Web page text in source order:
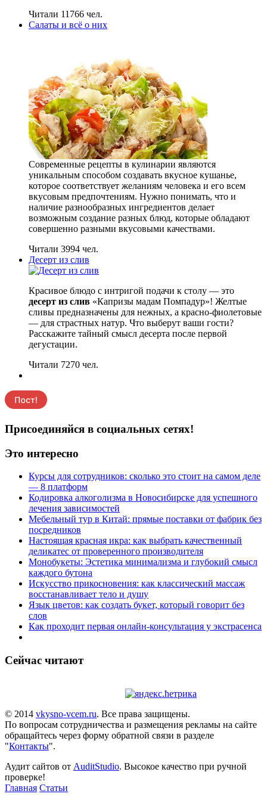
Читали 11766 чел.
Салаты и всё о них
Современные рецепты в кулинарии являются
уникальным способом создавать вкусное кушанье,
которое соответствует желаниям человека и его всем
вкусовым предпочтениям. Нужно понимать, что и
наличие разнообразных ингредиентов делает
возможным создание разных блюд, которые обладают
совершенно разными вкусовыми качествами.
Читали 3994 чел.
Десерт из слив
Красивое блюдо с интригой подачи к столу — это
десерт из слив «Капризы мадам Помпадур»! Желтые
сливы предназначены для нежных, а красно-фиолетовые
— для страстных натур. Что выберут ваши гости?
Расскажите тайный смысл десерта после первой
дегустации.
Читали 7270 чел.
Присоединяйся в социальных сетях!
Это интересно
Курсы для сотрудников: сколько это стоит на самом деле
— 8 платформ
Кодировка алкоголизма в Новосибирске для успешного
лечения зависимостей
Мебельный тур в Китай: прямые поставки от фабрик без
посредников
Настоящая красная икра: как выбрать качественный
деликатес от проверенного производителя
Монобукеты: Эстетика минимализма и глубокий смысл
каждого бутона
Искусство прикосновения: как классический массаж
восстанавливает тело и душу
Язык цветов: как создать букет, который говорит без
слов
Как проходит первая онлайн-консультация у экстрасенса
Сейчас читают
© 2014 vkysno-vcem.ru. Все права защищены.
По вопросам сотрудничества и размещения рекламы на сайте
обращайтесь через форму обратной связи в разделе
"Контакты".
Аудит сайтов от AuditStudio. Высокое качество при ручной
проверке!
Главная Статьи